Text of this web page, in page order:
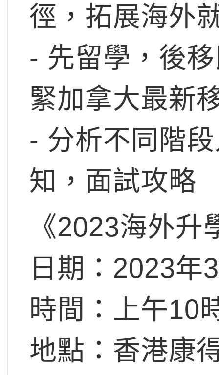
徑，拓展海外
- 先留學，後
緊加拿大最新
- 分析不同階
知，面試攻略
《2023海外
日期：2023年
時間：上午10
地點：香港康